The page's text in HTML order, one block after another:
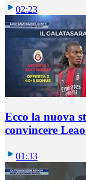
02:23
Ecco la nuova
convincere
01:33